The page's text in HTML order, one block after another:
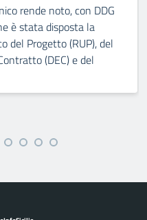
rende noto, con DDG
è stata disposta la
del Progetto (RUP), del
(DEC) e del